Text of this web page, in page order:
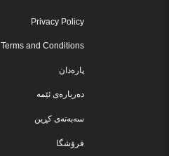
Privacy Policy
Terms and Conditions
پارەدان
دەربارەی ئێمە
سەبەتەی کڕین
فرۆشگا